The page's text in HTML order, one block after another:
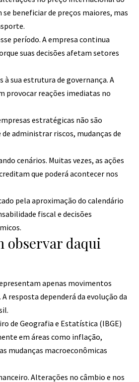
beneficiar de preços maiores, mas
período. A empresa continua
suas decisões afetam setores
sua estrutura de governança. A
provocar reações imediatas no
estratégicas não são
administrar riscos, mudanças de
cenários. Muitas vezes, as ações
que poderá acontecer nos
pela aproximação do calendário
fiscal e decisões
observar daqui
apenas movimentos
resposta dependerá da evolução da
de Geografia e Estatística (IBGE)
em áreas como inflação,
mudanças macroeconômicas
Alterações no câmbio e nos